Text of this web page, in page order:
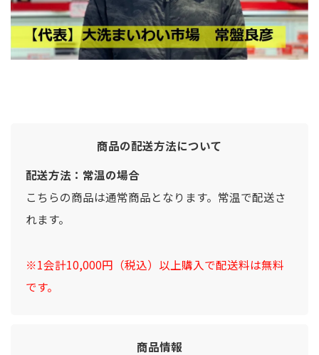
商品の配送方法について
配送方法：常温の場合
こちらの商品は通常商品となります。常温で配送さ
れます。
※1会計10,000円（税込）以上購入で配送料は無料
です。
商品情報